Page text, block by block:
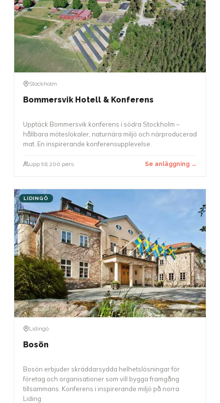
Stockholm
Bommersvik Hotell & Konferens
Upptäck Bommersvik konferens i södra Stockholm –
hållbara möteslokaler, naturnära miljö och närproducerad
mat. En inspirerande konferensupplevelse.
upp till 200 pers. Se anläggning →
LIDINGÖ
Lidingö
Bosön
Bosön erbjuder skräddarsydda helhetslösningar för
företag och organisationer som vill bygga framgång
tillsammans. Konferens i inspirerande miljö på norra
Liding